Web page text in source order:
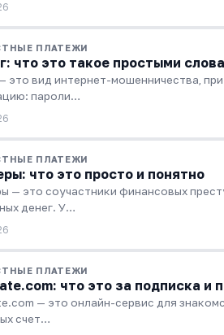
ПЛАТЕЖИ
что это такое простыми
это вид интернет-мошенничества,
пароли…
ПЛАТЕЖИ
что это просто и понятно
— это соучастники финансовых
денег. У…
ПЛАТЕЖИ
что это за подписка и
— это онлайн-сервис для
счет…